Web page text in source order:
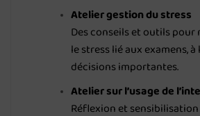
Atelier gestion du stress
Des conseils et outils
le stress lié aux examens,
décisions importantes.
Atelier sur l’usage de
Réflexion et sensibilisation